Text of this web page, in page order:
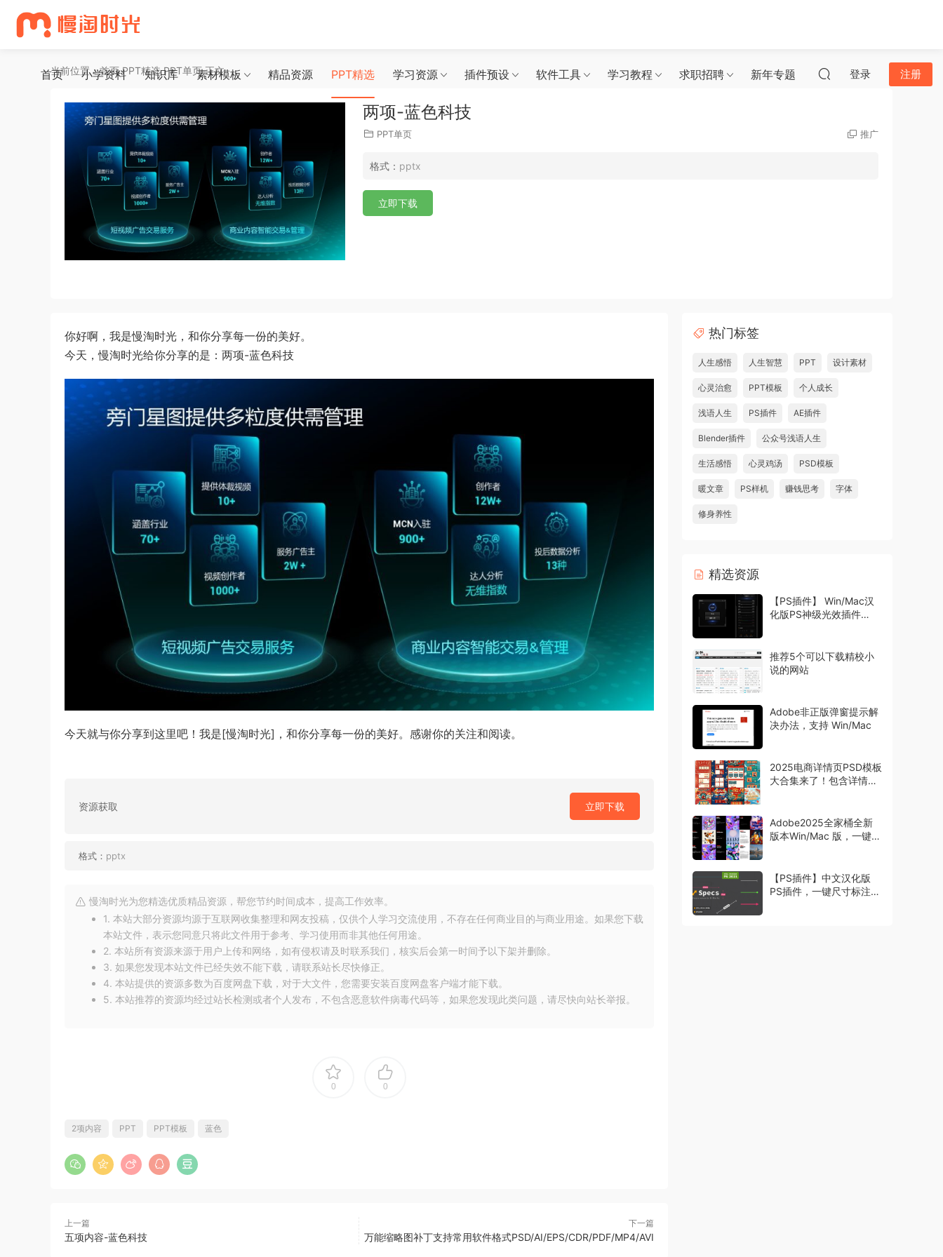
首页 小学资料 知识库 素材模板 精品资源 PPT精选 学习资源 插件预设 软件工具 学习教程 求职招聘 新年专题 登录 注册
当前位置：首页 PPT精选 PPT单页 正文
两项-蓝色科技
PPT单页 推广
格式： pptx
立即下载
你好啊，我是慢淘时光，和你分享每一份的美好。
今天，慢淘时光给你分享的是：两项-蓝色科技
今天就与你分享到这里吧！我是[慢淘时光]，和你分享每一份的美好。感谢你的关注和阅读。
资源获取 立即下载
格式： pptx
慢淘时光为您精选优质精品资源，帮您节约时间成本，提高工作效率。
1. 本站大部分资源均源于互联网收集整理和网友投稿，仅供个人学习交流使用，不存在任何商业目的与商业用途。如果您下载
本站文件，表示您同意只将此文件用于参考、学习使用而非其他任何用途。
2. 本站所有资源来源于用户上传和网络，如有侵权请及时联系我们，核实后会第一时间予以下架并删除。
3. 如果您发现本站文件已经失效不能下载，请联系站长尽快修正。
4. 本站提供的资源多数为百度网盘下载，对于大文件，您需要安装百度网盘客户端才能下载。
5. 本站推荐的资源均经过站长检测或者个人发布，不包含恶意软件病毒代码等，如果您发现此类问题，请尽快向站长举报。
0 0
2项内容 PPT PPT模板 蓝色
上一篇
五项内容-蓝色科技
下一篇
万能缩略图补丁支持常用软件格式PSD/AI/EPS/CDR/PDF/MP4/AVI
热门标签
人生感悟 人生智慧 PPT 设计素材
心灵治愈 PPT模板 个人成长
浅语人生 PS插件 AE插件
Blender插件 公众号浅语人生
生活感悟 心灵鸡汤 PSD模板
暖文章 PS样机 赚钱思考 字体
修身养性
精选资源
【PS插件】 Win/Mac汉
化版PS神级光效插件
推荐5个可以下载精校小
说的网站
Adobe非正版弹窗提示解
决办法，支持 Win/Mac
2025电商详情页PSD模板
大合集来了！包含详情页
Adobe2025全家桶全新
版本Win/Mac 版，一键安
【PS插件】中文汉化版
PS插件，一键尺寸标注工